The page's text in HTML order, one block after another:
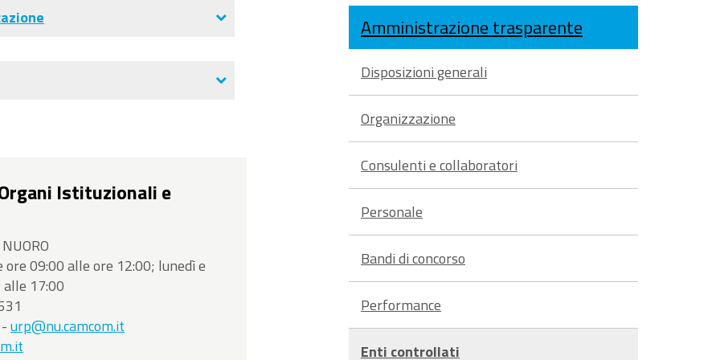
Istituzionali e
09:00 alle ore 12:00; lunedì e
17:00
urp@nu.camcom.it
su
Condividi
su
Twitter
Condividi
su
Whatsapp
network
Amministrazione trasparente
Disposizioni generali
Organizzazione
Consulenti e collaboratori
Personale
Bandi di concorso
Performance
Enti controllati